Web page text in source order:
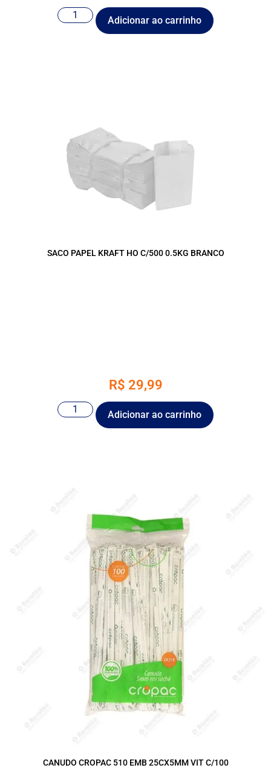
Adicionar ao carrinho
SACO PAPEL KRAFT HO C/500 0.5KG BRANCO
R$ 29,99
Adicionar ao carrinho
CANUDO CROPAC 510 EMB 25CX5MM VIT C/100